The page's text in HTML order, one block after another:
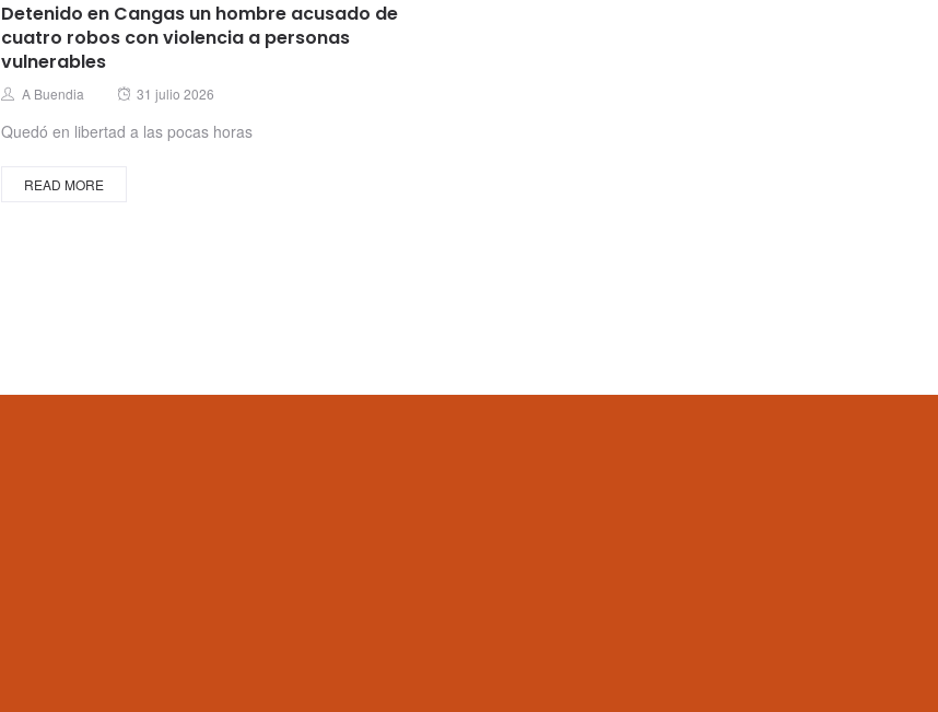
Detenido en Cangas un hombre acusado de
cuatro robos con violencia a personas
vulnerables
Author
A Buendia
Posted
31 julio 2026
Quedó en libertad a las pocas horas
READ MORE